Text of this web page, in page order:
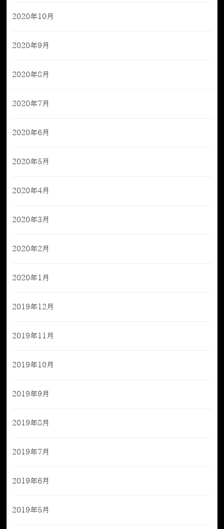
2020年10月
2020年9月
2020年8月
2020年7月
2020年6月
2020年5月
2020年4月
2020年3月
2020年2月
2020年1月
2019年12月
2019年11月
2019年10月
2019年9月
2019年8月
2019年7月
2019年6月
2019年5月